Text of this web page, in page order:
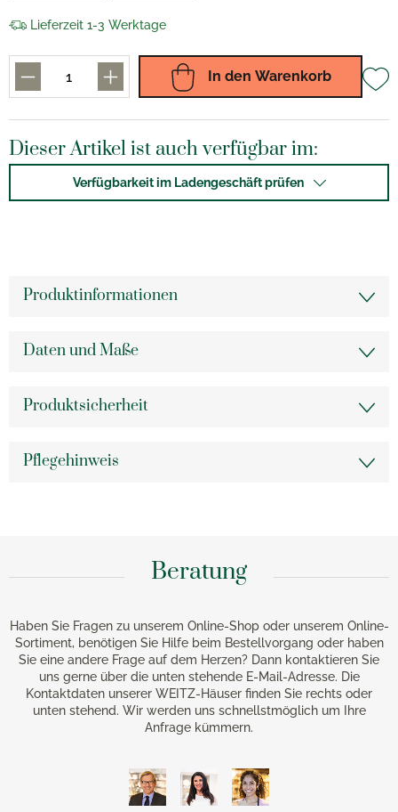
Lieferzeit 1-3 Werktage
In den Warenkorb
Dieser Artikel ist auch verfügbar im:
Verfügbarkeit im Ladengeschäft prüfen
Produktinformationen
Daten und Maße
Produktsicherheit
Pflegehinweis
Beratung
Haben Sie Fragen zu unserem Online-Shop oder unserem Online-
Sortiment, benötigen Sie Hilfe beim Bestellvorgang oder haben
Sie eine andere Frage auf dem Herzen? Dann kontaktieren Sie
uns gerne über die unten stehende E-Mail-Adresse. Die
Kontaktdaten unserer WEITZ-Häuser finden Sie rechts oder
unten stehend. Wir werden uns schnellstmöglich um Ihre
Anfrage kümmern.